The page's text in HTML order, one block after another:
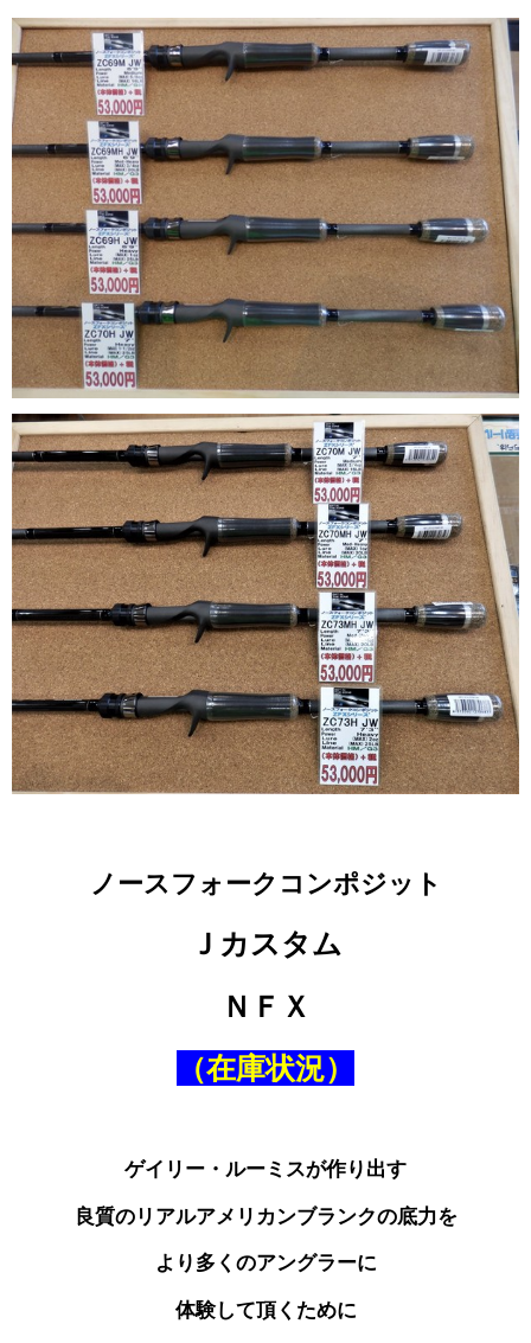
ノースフォークコンポジット
Ｊカスタム
ＮＦＸ
（在庫状況）
ゲイリー・ルーミスが作り出す
良質のリアルアメリカンブランクの底力を
より多くのアングラーに
体験して頂くために